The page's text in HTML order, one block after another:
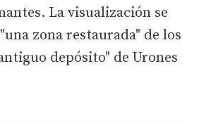
La visualización se
zona restaurada" de los
depósito" de Urones